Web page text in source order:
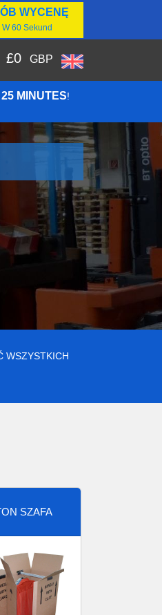
WYCENĘ
W 60 Sekund
£0 GBP
MINUTES!
WSZYSTKICH
SZAFA